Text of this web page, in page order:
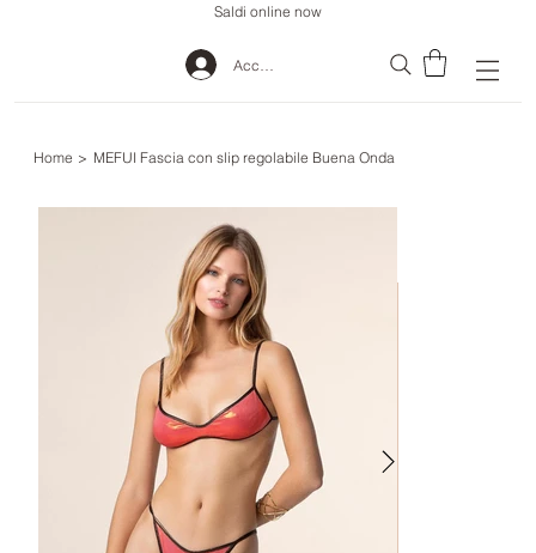
Saldi online now
Accedi
Home > MEFUI Fascia con slip regolabile Buena Onda